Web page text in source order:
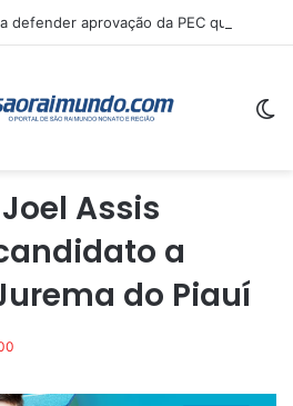
Assis
a
do Piauí